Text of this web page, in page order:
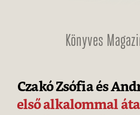
Könyves
Czakó Zsófia és
első alkalommal